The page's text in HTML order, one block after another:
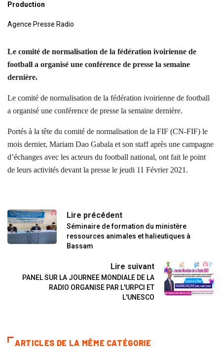
Production
Agence Presse Radio
Le comité de normalisation de la fédération ivoirienne de
football a organisé une conférence de presse la semaine
dernière.
Le comité de normalisation de la fédération ivoirienne de football
a organisé une conférence de presse la semaine dernière.
Portés à la tête du comité de normalisation de la FIF (CN-FIF) le
mois dernier, Mariam Dao Gabala et son staff après une campagne
d’échanges avec les acteurs du football national, ont fait le point
de leurs activités devant la presse le jeudi 11 Février 2021.
Lire précédent
Séminaire de formation du ministère
ressources animales et halieutiques à
Bassam
Lire suivant
PANEL SUR LA JOURNEE MONDIALE DE LA
RADIO ORGANISE PAR L'URPCI ET
L'UNESCO
ARTICLES DE LA MÊME CATÉGORIE